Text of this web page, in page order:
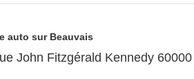
auto sur Beauvais
John Fitzgérald Kennedy